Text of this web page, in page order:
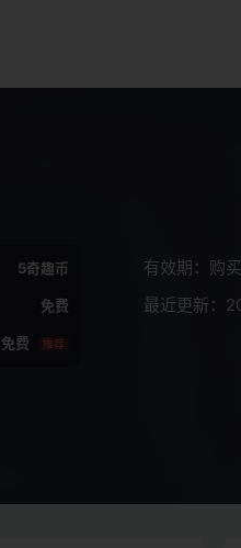
5奇趣币
免费
免费 推荐
有效期：购
最近更新：